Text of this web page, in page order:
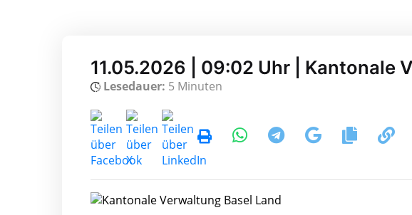
11.05.2026 | 09:02 Uhr | Kantonale
Lesedauer: 5 Minuten